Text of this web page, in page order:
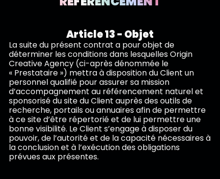
Article 13 - Objet
La suite du présent contrat a pour objet de
déterminer les conditions dans lesquelles Origin
Creative Agency (ci-après dénommée le
« Prestataire ») mettra à disposition du Client un
personnel qualifié pour assurer sa mission
d’accompagnement au référencement naturel et
sponsorisé du site du Client auprès des outils de
recherche, portails ou annuaires afin de permettre
à ce site d’être répertorié et de lui permettre une
bonne visibilité. Le Client s’engage à disposer du
pouvoir, de l’autorité et de la capacité nécessaires à
la conclusion et à l’exécution des obligations
prévues aux présentes.